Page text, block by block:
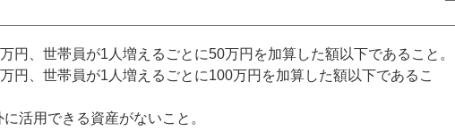
円、世帯員が1人増えるごとに50万円を加算した額以下であること。
円、世帯員が1人増えるごとに100万円を加算した額以下であるこ
活用できる資産がないこと。